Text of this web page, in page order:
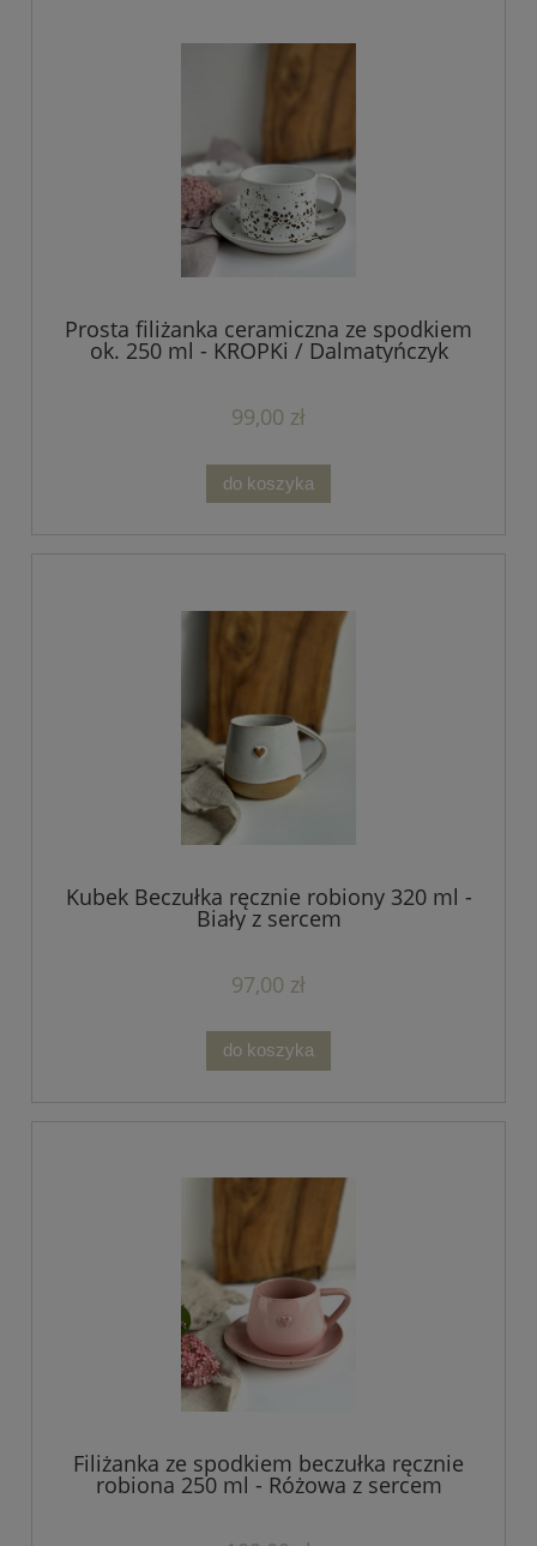
Prosta filiżanka ceramiczna ze spodkiem
ok. 250 ml - KROPKi / Dalmatyńczyk
99,00 zł
do koszyka
Kubek Beczułka ręcznie robiony 320 ml -
Biały z sercem
97,00 zł
do koszyka
Filiżanka ze spodkiem beczułka ręcznie
robiona 250 ml - Różowa z sercem